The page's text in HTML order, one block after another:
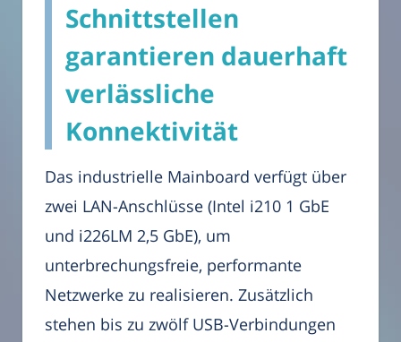
Schnittstellen
garantieren dauerhaft
verlässliche
Konnektivität
Das industrielle Mainboard verfügt über
zwei LAN-Anschlüsse (Intel i210 1 GbE
und i226LM 2,5 GbE), um
unterbrechungsfreie, performante
Netzwerke zu realisieren. Zusätzlich
stehen bis zu zwölf USB-Verbindungen